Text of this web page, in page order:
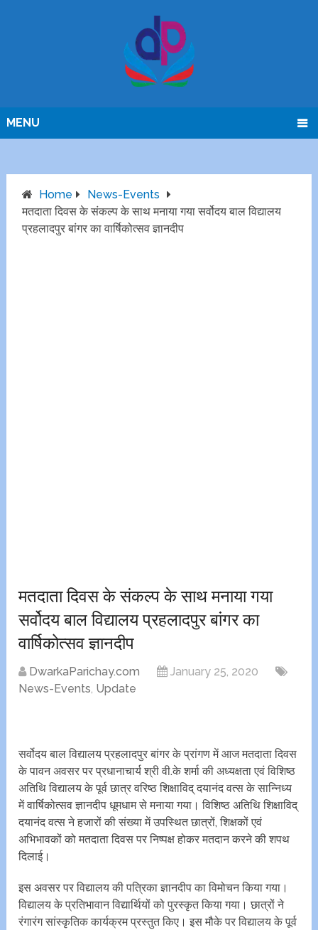
MENU
Home
News-Events
मतदाता दिवस के संकल्प के साथ मनाया गया सर्वोदय बाल विद्यालय
प्रहलादपुर बांगर का वार्षिकोत्सव ज्ञानदीप
मतदाता दिवस के संकल्प के साथ मनाया गया
सर्वोदय बाल विद्यालय प्रहलादपुर बांगर का
वार्षिकोत्सव ज्ञानदीप
DwarkaParichay.com
January 25, 2020
News-Events, Update
सर्वोदय बाल विद्यालय प्रहलादपुर बांगर के प्रांगण में आज मतदाता दिवस
के पावन अवसर पर प्रधानाचार्य श्री वी.के शर्मा की अध्यक्षता एवं विशिष्ठ
अतिथि विद्यालय के पूर्व छात्र वरिष्ठ शिक्षाविद् दयानंद वत्स के सान्निध्य
में वार्षिकोत्सव ज्ञानदीप धूमधाम से मनाया गया। विशिष्ठ अतिथि शिक्षाविद्
दयानंद वत्स ने हजारों की संख्या में उपस्थित छात्रों, शिक्षकों एवं
अभिभावकों को मतदाता दिवस पर निष्पक्ष होकर मतदान करने की शपथ
दिलाई।
इस अवसर पर विद्यालय की पत्रिका ज्ञानदीप का विमोचन किया गया।
विद्यालय के प्रतिभावान विद्यार्थियों को पुरस्कृत किया गया। छात्रों ने
रंगारंग सांस्कृतिक कार्यक्रम प्रस्तुत किए। इस मौके पर विद्यालय के पूर्व